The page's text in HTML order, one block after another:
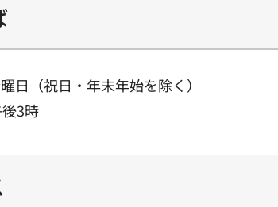
日（祝日・年末年始を除く）
3時